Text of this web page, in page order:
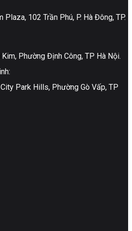
Plaza, 102 Trần Phú, P. Hà Đông, TP.
Phường Định Công, TP Hà Nội.
Park Hills, Phường Gò Vấp, TP